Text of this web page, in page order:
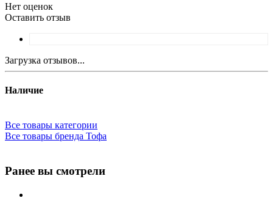
Нет оценок
Оставить отзыв
Загрузка отзывов...
Наличие
Все товары категории
Все товары бренда Тофа
Ранее вы смотрели